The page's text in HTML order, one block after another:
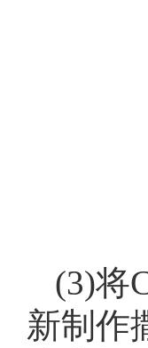
(3)将
新制作